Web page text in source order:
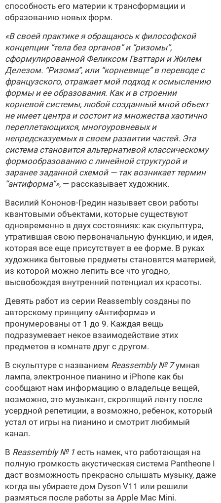
способность его материи к трансформации и
образованию новых форм.
«В своей практике я обращаюсь к философской
концепции “тела без органов” и “ризомы”,
сформулированной Феликсом Гваттари и Жилем
Делезом. “Ризома”, или “корневище” в переводе с
французского, отражает мой подход к осмыслению
формы и ее образования. Как и в строении
корневой системы, любой созданный мной объект
не имеет центра и состоит из множества хаотично
переплетающихся, многоуровневых и
непредсказуемых в своем развитии частей. Эта
система становится альтернативой классическому
формообразованию с линейной структурой и
заранее заданной схемой — так возникает термин
“антиформа”», — рассказывает художник.
Василий Кононов-Гредин называет свои работы
квантовыми объектами, которые существуют
одновременно в двух состояниях: как скульптура,
утратившая свою первоначальную функцию, и идея,
которая все еще присутствует в ее форме. В руках
художника бытовые предметы становятся материей,
из которой можно лепить все что угодно,
высвобождая внутренний потенциал их красоты.
Девять работ из серии Reassembly созданы по
авторскому принципу «Антиформа» и
пронумерованы от 1 до 9. Каждая вещь
подразумевает некое взаимодействие этих
предметов в комнате друг с другом.
В скульптуре с названием Reassembly № 7умная
лампа, электронное пианино и iPhone как бы
сообщают нам информацию о владельце вещей,
возможно, это музыкант, скролящий ленту после
усердной репетиции, а возможно, ребенок, который
устал от игры на пианино и смотрит любимый
канал.
В Reassembly № 1 есть намек, что работающая на
полную громкость акустическая система Pantheone I
даст возможность прекрасно слышать музыку, даже
когда вы убираете дом Dyson V11 или решили
размяться после работы за Apple Mac Mini.